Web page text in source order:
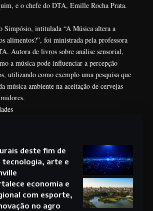
e o chefe do DTA, Emille Rocha Prata.
Simpósio, intitulada “A Música altera a
alimentos?”, foi ministrada pela professora
Autora de livros sobre análise sensorial,
a música pode influenciar a percepção
utilizando como exemplo uma pesquisa que
música ambiente na aceitação de cervejas
deste fim de
tecnologia, arte e
economia e
com esporte,
no agro